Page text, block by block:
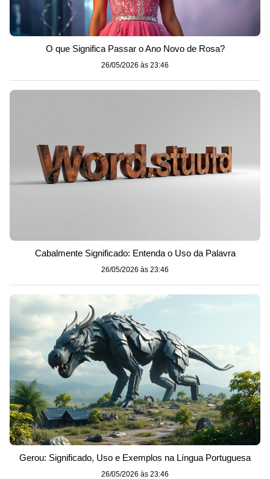
O que Significa Passar o Ano Novo de Rosa?
26/05/2026 às 23:46
Cabalmente Significado: Entenda o Uso da Palavra
26/05/2026 às 23:46
Gerou: Significado, Uso e Exemplos na Língua Portuguesa
26/05/2026 às 23:46